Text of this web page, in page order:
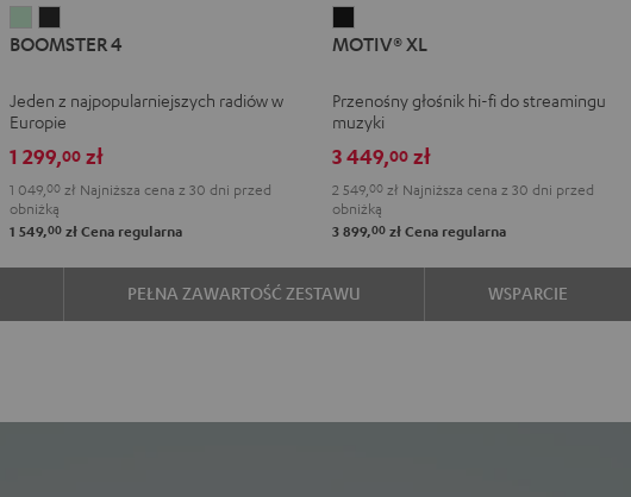
4
Green
4
Black
BOOMSTER 4
Jeden z najpopularniejszych radiów w
Europie
1 299,00 zł
1 049,00 zł Najniższa cena z 30 dni przed
obniżką
1 549,00 zł Cena regularna
XL
MOTIV® XL
Przenośny głośnik hi-fi do streamingu
muzyki
3 449,00 zł
2 549,00 zł Najniższa cena z 30 dni przed
obniżką
3 899,00 zł Cena regularna
PEŁNA ZAWARTOŚĆ ZESTAWU WSPARCIE